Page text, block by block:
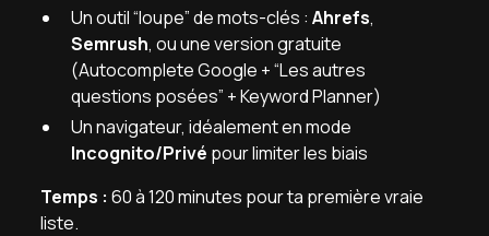
Un outil “loupe” de mots-clés :Ahrefs,
Semrush, ou une version gratuite
(Autocomplete Google + “Les autres
questions posées” + Keyword Planner)
Un navigateur, idéalement en mode
Incognito/Privé pour limiter les biais
Temps : 60 à 120 minutes pour ta première vraie
liste.